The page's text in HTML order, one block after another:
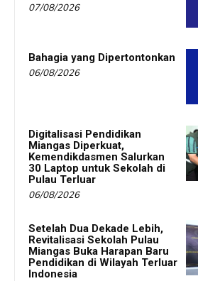
07/08/2026
Bahagia yang Dipertontonkan
06/08/2026
Digitalisasi Pendidikan
Miangas Diperkuat,
Kemendikdasmen Salurkan
30 Laptop untuk Sekolah di
Pulau Terluar
06/08/2026
Setelah Dua Dekade Lebih,
Revitalisasi Sekolah Pulau
Miangas Buka Harapan Baru
Pendidikan di Wilayah Terluar
Indonesia